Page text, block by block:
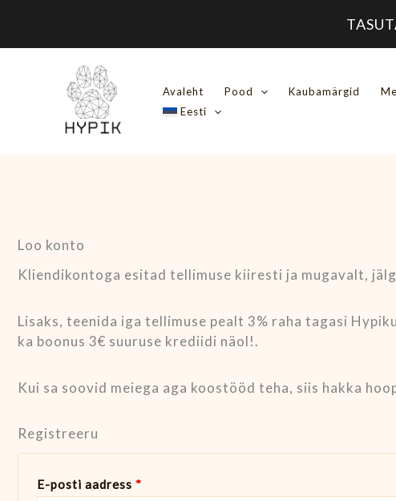
content
Avaleht Pood Kaubamärgid
Eesti
Loo konto
Kliendikontoga esitad tellimuse kiiresti ja mugavalt,
Lisaks, teenida iga tellimuse pealt 3% raha tagasi
ka boonus 3€ suuruse krediidi näol!.
Kui sa soovid meiega aga koostööd teha, siis hakka
Registreeru
E-posti aadress *